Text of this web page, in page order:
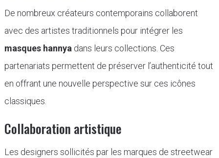
De nombreux créateurs contemporains collaborent
avec des artistes traditionnels pour intégrer les
masques hannya dans leurs collections. Ces
partenariats permettent de préserver l’authenticité tout
en offrant une nouvelle perspective sur ces icônes
classiques.
Collaboration artistique
Les designers sollicités par les marques de streetwear